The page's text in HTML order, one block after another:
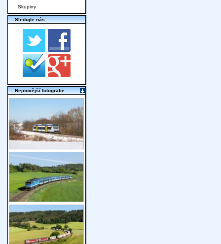
Skupiny
:. Sledujte nás
:. Nejnovější fotografie